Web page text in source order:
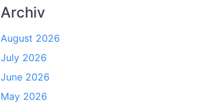
Archiv
August 2026
July 2026
June 2026
May 2026